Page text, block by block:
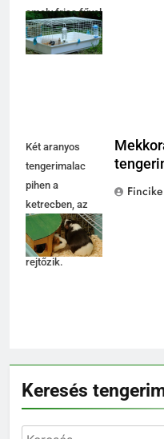
amely friss fűvel
és vízzel van
ellátva.
Két aranyos
tengerimalac
pihen a
ketrecben, az
egyik a
házikóban
rejtőzik.
Fincike
Keresés
Keresés:
5